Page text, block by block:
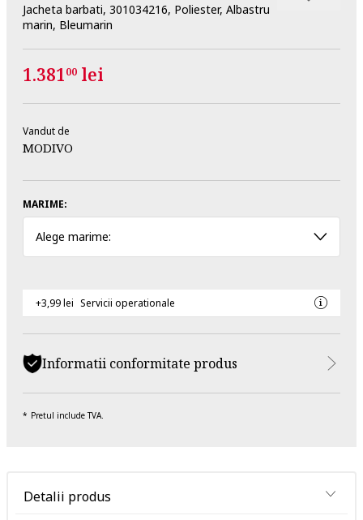
Jacheta barbati, 301034216, Poliester, Albastru
marin, Bleumarin
1.38100 lei
Vandut de
MODIVO
MARIME:
Alege marime:
+3,99 lei Servicii operationale
Informatii conformitate produs
Pretul include TVA.
Detalii produs